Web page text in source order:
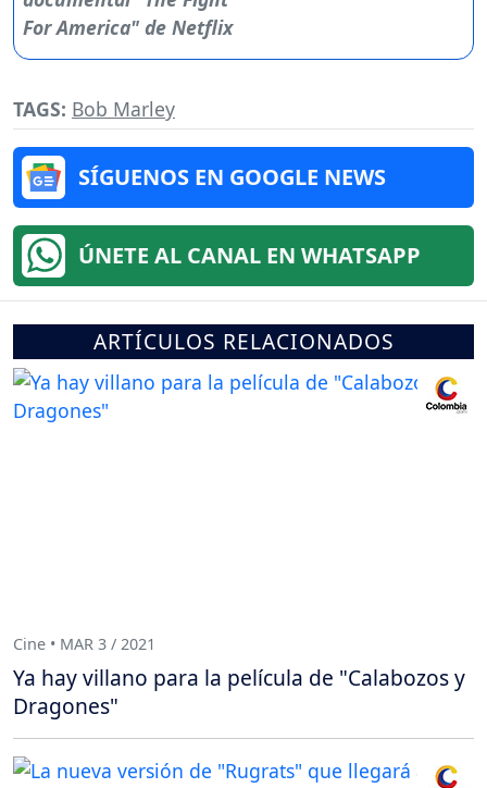
TAGS: Bob Marley
SÍGUENOS EN GOOGLE NEWS
ÚNETE AL CANAL EN WHATSAPP
ARTÍCULOS RELACIONADOS
Cine • MAR 3 / 2021
Ya hay villano para la película de "Calabozos y
Dragones"